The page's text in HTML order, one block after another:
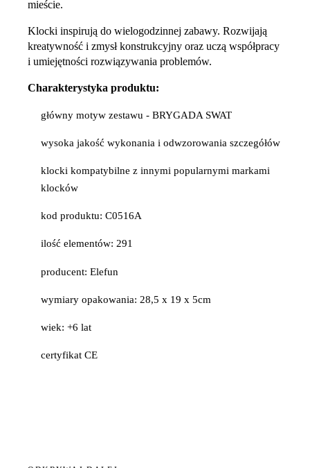
mieście.
Klocki inspirują do wielogodzinnej zabawy. Rozwijają
kreatywność i zmysł konstrukcyjny oraz uczą współpracy
i umiejętności rozwiązywania problemów.
Charakterystyka produktu:
główny motyw zestawu - BRYGADA SWAT
wysoka jakość wykonania i odwzorowania szczegółów
klocki kompatybilne z innymi popularnymi markami
klocków
kod produktu: C0516A
ilość elementów: 291
producent: Elefun
wymiary opakowania: 28,5 x 19 x 5cm
wiek: +6 lat
certyfikat CE